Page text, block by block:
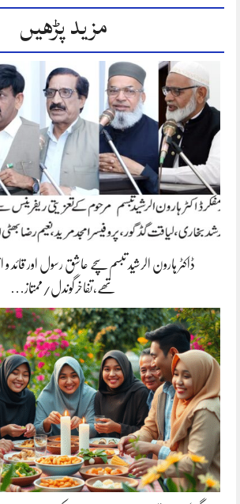
مزید پڑھیں
ڈاکٹر ہارون الرشید تبسم سچے عاشق رسول اور قائد
تھے،تفاخرگوندل/ممتاز…